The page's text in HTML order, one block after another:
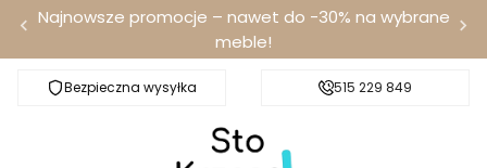
Najnowsze promocje – nawet do -30% na wybrane
meble!
Bezpieczna wysyłka Darmowa dostawa od 100 zł
515 229 849